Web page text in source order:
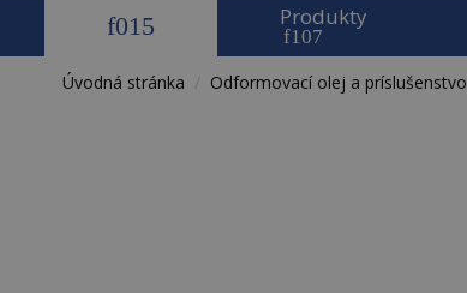
Produkty
Úvodná stránka Odformovací olej a príslušenstvo